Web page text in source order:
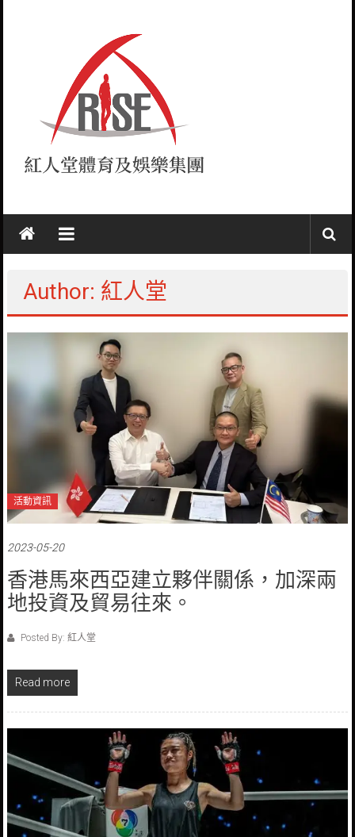
紅
人
RISE
Author: 紅人堂
活動資訊
2023-05-20
香港馬來西亞建立夥伴關係，加深兩
地投資及貿易往來。
Posted By: 紅人堂
Read more